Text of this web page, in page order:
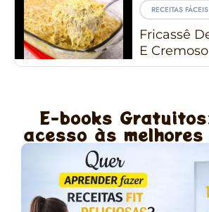
RECEITAS FÁCEIS
Fricassê
E Cremoso
E-books
acesso às